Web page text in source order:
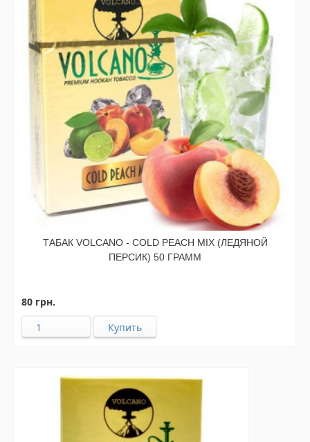
ТАБАК VOLCANO - COLD PEACH MIX (ЛЕДЯНОЙ
ПЕРСИК) 50 ГРАММ
80 грн.